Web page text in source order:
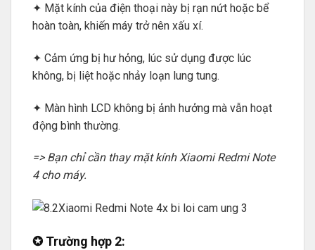
✦ Mặt kính của điện thoại này bị rạn nứt hoặc bể
hoàn toàn, khiến máy trở nên xấu xí.
✦ Cảm ứng bị hư hỏng, lúc sử dụng được lúc
không, bị liệt hoặc nhảy loạn lung tung.
✦ Màn hình LCD không bị ảnh hưởng mà vẫn hoạt
động bình thường.
=> Bạn chỉ cần thay mặt kính Xiaomi Redmi Note
4 cho máy.
✪ Trường hợp 2: